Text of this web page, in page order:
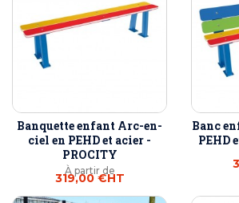
Banquette enfant Arc-en-
ciel en PEHD et acier -
PROCITY
À partir de
319,00 €HT
Banc
PEHD